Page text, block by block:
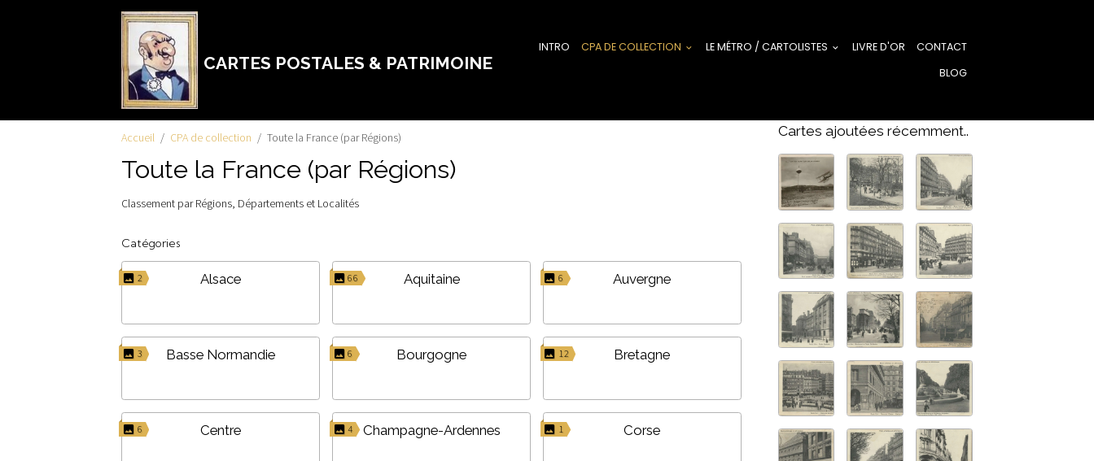
CARTES POSTALES & PATRIMOINE
INTRO CPA DE COLLECTION LE MÉTRO / CARTOLISTES LIVRE D'OR
CONTACT
BLOG
Accueil CPA de collection Toute la France (par Régions)
Toute la France (par Régions)
Classement par Régions, Départements et Localités
Catégories
2 Alsace 66 Aquitaine 6 Auvergne
3 Basse Normandie 6 Bourgogne 12 Bretagne
6 Centre 4 Champagne-Ardennes 1 Corse
Cartes ajoutées récemment..